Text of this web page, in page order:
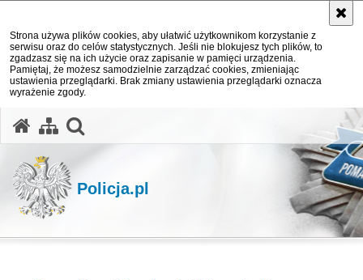
Strona używa plików cookies, aby ułatwić użytkownikom korzystanie z
serwisu oraz do celów statystycznych. Jeśli nie blokujesz tych plików, to
zgadzasz się na ich użycie oraz zapisanie w pamięci urządzenia.
Pamiętaj, że możesz samodzielnie zarządzać cookies, zmieniając
ustawienia przeglądarki. Brak zmiany ustawienia przeglądarki oznacza
wyrażenie zgody.
Policja.pl